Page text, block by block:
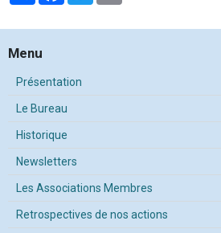
Menu
Présentation
Le Bureau
Historique
Newsletters
Les Associations Membres
Retrospectives de nos actions